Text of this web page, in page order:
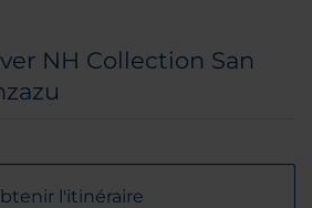
NH Collection San
l'itinéraire